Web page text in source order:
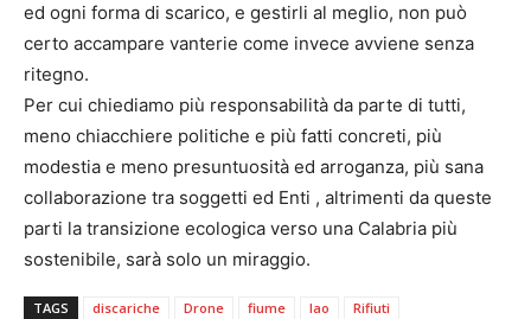
ed ogni forma di scarico, e gestirli al meglio, non può
certo accampare vanterie come invece avviene senza
ritegno.
Per cui chiediamo più responsabilità da parte di tutti,
meno chiacchiere politiche e più fatti concreti, più
modestia e meno presuntuosità ed arroganza, più sana
collaborazione tra soggetti ed Enti , altrimenti da queste
parti la transizione ecologica verso una Calabria più
sostenibile, sarà solo un miraggio.
TAGS discariche Drone fiume lao Rifiuti